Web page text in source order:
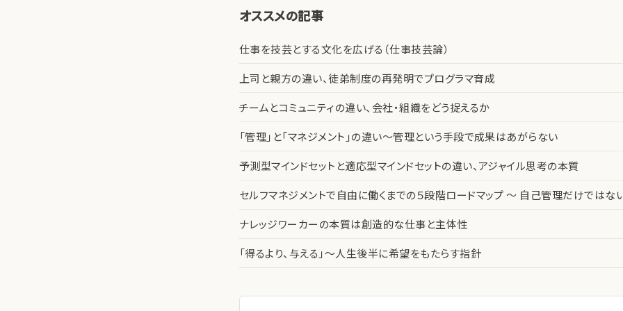
オススメの記事
仕事を技芸とする文化を広げる（仕事技芸論）
上司と親方の違い、徒弟制度の再発明でプログラマ育成
チームとコミュニティの違い、会社・組織をどう捉えるか
「管理」と「マネジメント」の違い〜管理という手段で成果はあがらない
予測型マインドセットと適応型マインドセットの違い、アジャイル思考の本質
セルフマネジメントで自由に働くまでの５段階ロードマップ 〜 自己管理だけではな
ナレッジワーカーの本質は創造的な仕事と主体性
「得るより、与える」〜人生後半に希望をもたらす指針